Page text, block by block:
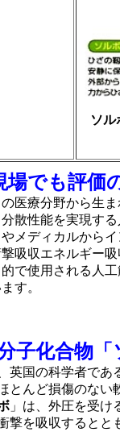
ソル
場でも評価
医療分野から生ま
散性能を実現す
メディカルから
撃吸収エネルギー
で使用される人工
す。
子化合物
英国の科学者で
とんど損傷のな
」は、外圧を受け
撃を吸収するとと